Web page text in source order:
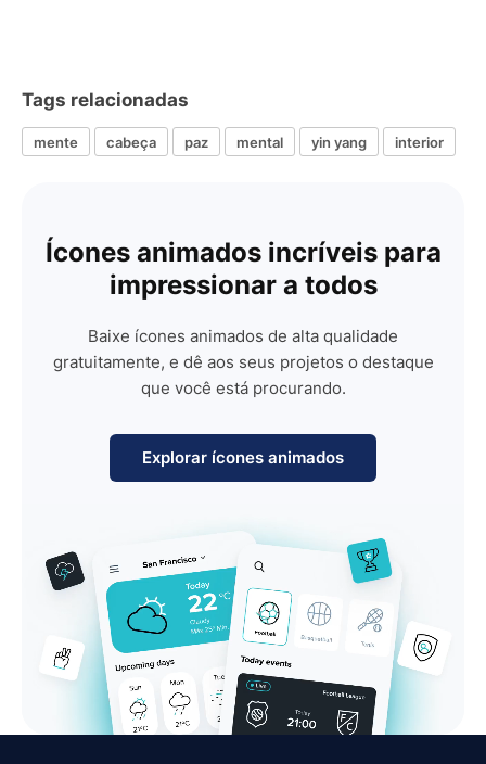
Tags relacionadas
mente cabeça paz mental yin yang interior
Ícones animados incríveis para
impressionar a todos
Baixe ícones animados de alta qualidade
gratuitamente, e dê aos seus projetos o destaque
que você está procurando.
Explorar ícones animados